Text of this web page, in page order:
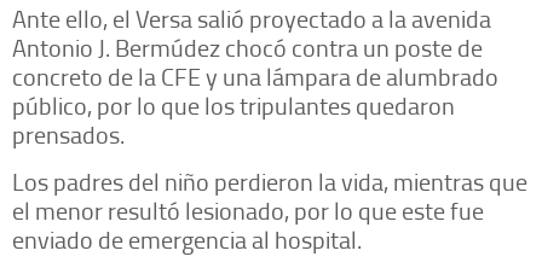
Ante ello, el Versa salió proyectado a la avenida
Antonio J. Bermúdez chocó contra un poste de
concreto de la CFE y una lámpara de alumbrado
público, por lo que los tripulantes quedaron
prensados.
Los padres del niño perdieron la vida, mientras que
el menor resultó lesionado, por lo que este fue
enviado de emergencia al hospital.